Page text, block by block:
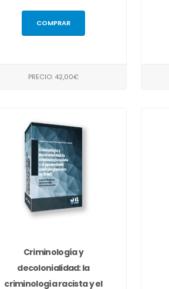
COMPRAR
PRECIO: 42,00€
Criminología y
decolonialidad: la
criminología racista y el